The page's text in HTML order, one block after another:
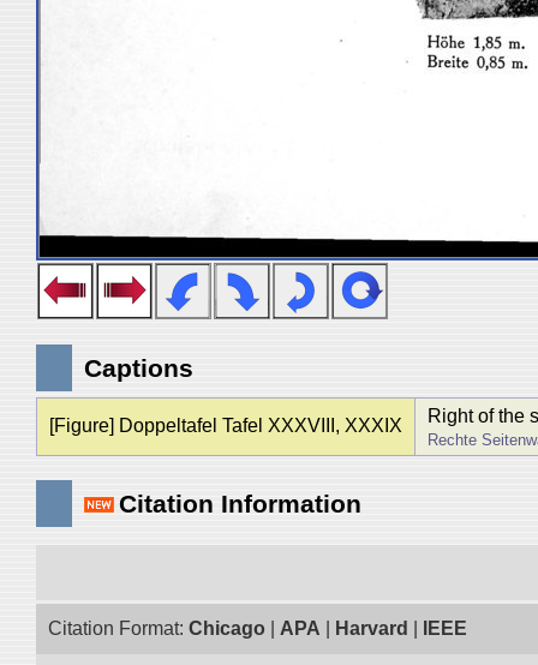
Captions
[Figure] Doppeltafel Tafel XXXVIII, XXXIX Right of the
Rechte
Citation Information
Citation Format: Chicago APA Harvard IEEE